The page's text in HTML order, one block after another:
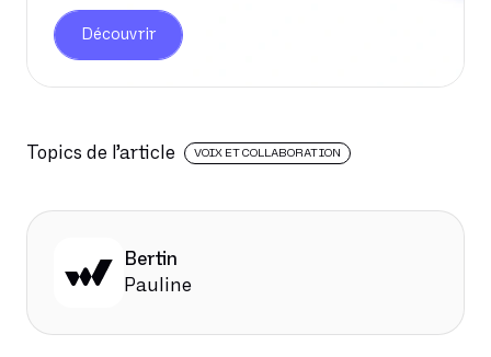
Découvrir
Topics de l’article VOIX ET COLLABORATION
Bertin
Pauline